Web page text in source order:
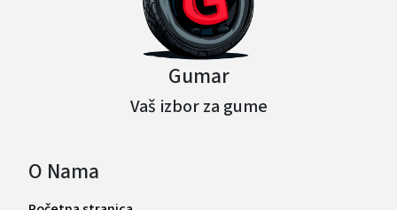
Gumar
Vaš izbor za gume
O Nama